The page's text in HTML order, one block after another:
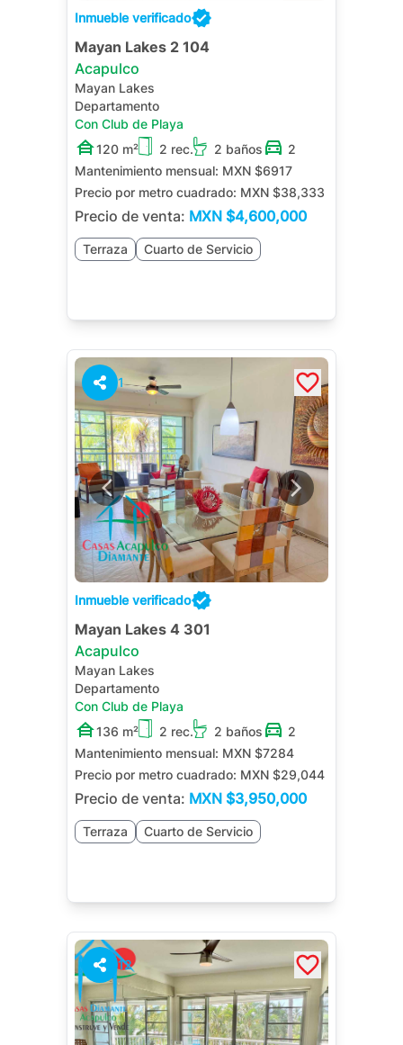
Inmueble verificado
Mayan Lakes 2 104
Acapulco
Mayan Lakes
Departamento
Con Club de Playa
120 m²
2 rec. 2 baños
2
Mantenimiento mensual: MXN $6917
Precio por metro cuadrado: MXN $38,333
Precio de venta: MXN $4,600,000
Terraza Cuarto de Servicio
1
Inmueble verificado
Mayan Lakes 4 301
Acapulco
Mayan Lakes
Departamento
Con Club de Playa
136 m²
2 rec. 2 baños
2
Mantenimiento mensual: MXN $7284
Precio por metro cuadrado: MXN $29,044
Precio de venta: MXN $3,950,000
Terraza Cuarto de Servicio
12